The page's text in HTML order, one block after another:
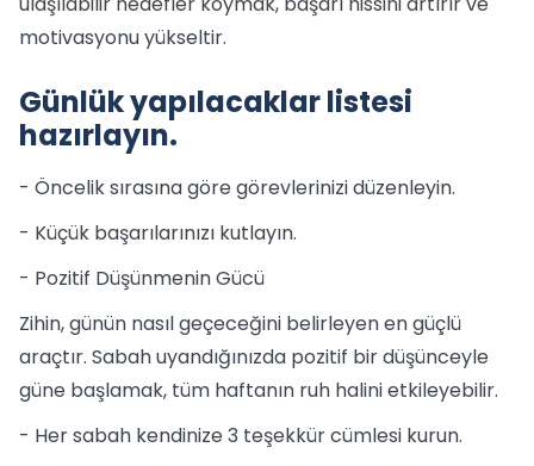
motivasyonu yükseltir.
Günlük yapılacaklar listesi
hazırlayın.
- Öncelik sırasına göre görevlerinizi düzenleyin.
- Küçük başarılarınızı kutlayın.
- Pozitif Düşünmenin Gücü
Zihin, günün nasıl geçeceğini belirleyen en güçlü
araçtır. Sabah uyandığınızda pozitif bir düşünceyle
güne başlamak, tüm haftanın ruh halini etkileyebilir.
- Her sabah kendinize 3 teşekkür cümlesi kurun.